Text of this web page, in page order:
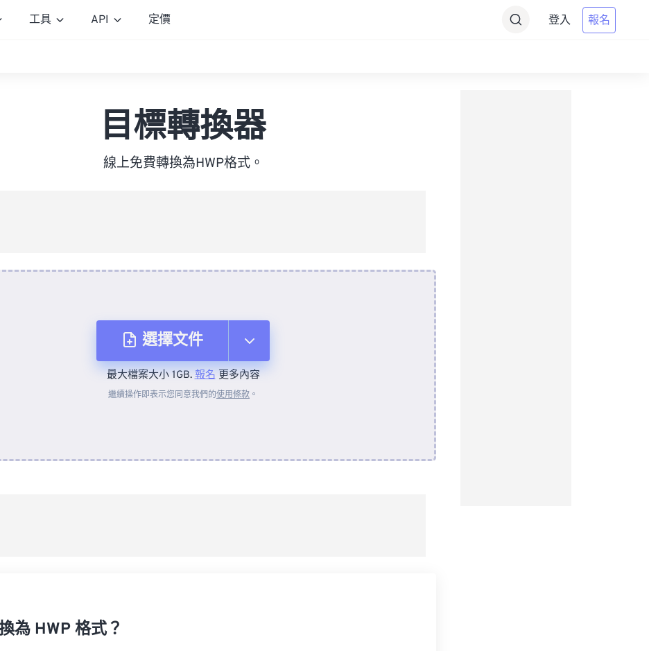
工具 API 定價 登入 報名
目標轉換器
線上免費轉換為HWP格式。
選擇文件
來自裝置
最大檔案大小 1GB.報名更多內容
繼續操作即表示您同意我們的使用條款 。
為 HWP 格式？